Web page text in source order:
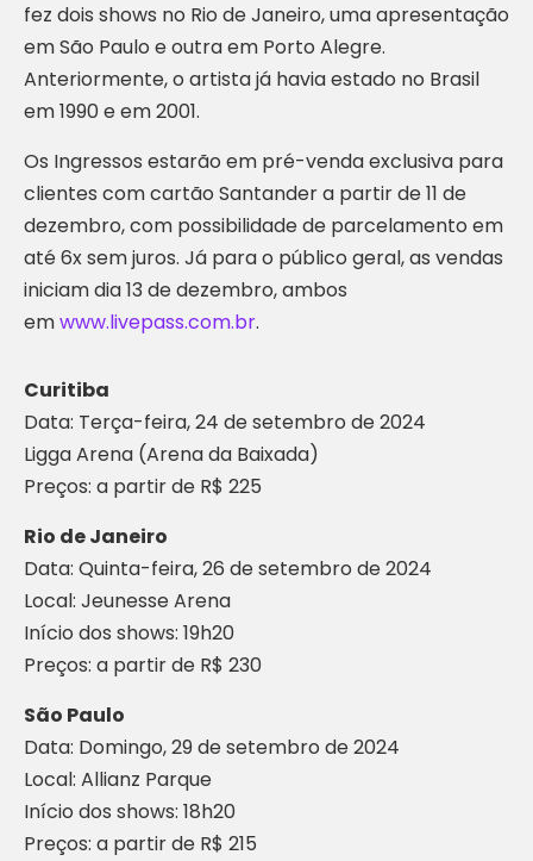
fez dois shows no Rio de Janeiro, uma apresentação
em São Paulo e outra em Porto Alegre.
Anteriormente, o artista já havia estado no Brasil
em 1990 e em 2001.
Os Ingressos estarão em pré-venda exclusiva para
clientes com cartão Santander a partir de 11 de
dezembro, com possibilidade de parcelamento em
até 6x sem juros. Já para o público geral, as vendas
iniciam dia 13 de dezembro, ambos
emwww.livepass.com.br.
Curitiba
Data: Terça-feira, 24 de setembro de 2024
Ligga Arena (Arena da Baixada)
Preços: a partir de R$ 225
Rio de Janeiro
Data: Quinta-feira, 26 de setembro de 2024
Local: Jeunesse Arena
Início dos shows: 19h20
Preços: a partir de R$ 230
São Paulo
Data: Domingo, 29 de setembro de 2024
Local: Allianz Parque
Início dos shows: 18h20
Preços: a partir de R$ 215